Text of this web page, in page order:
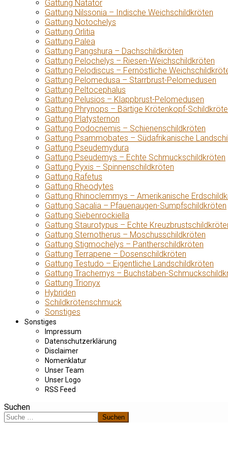
Gattung Natator
Gattung Nilssonia – Indische Weichschildkröten
Gattung Notochelys
Gattung Orlitia
Gattung Palea
Gattung Pangshura – Dachschildkröten
Gattung Pelochelys – Riesen-Weichschildkröten
Gattung Pelodiscus – Fernöstliche
Gattung Pelomedusa – Starrbrust-Pelomedusen
Gattung Peltocephalus
Gattung Pelusios – Klappbrust-Pelomedusen
Gattung Phrynops – Bärtige Krötenkopf-
Gattung Platysternon
Gattung Podocnemis – Schienenschildkröten
Gattung Psammobates – Südafrikanische
Gattung Pseudemydura
Gattung Pseudemys – Echte Schmuckschildkröten
Gattung Pyxis – Spinnenschildkröten
Gattung Rafetus
Gattung Rheodytes
Gattung Rhinoclemmys – Amerikanische
Gattung Sacalia – Pfauenaugen-Sumpfschildkröten
Gattung Siebenrockiella
Gattung Staurotypus – Echte
Gattung Sternotherus – Moschusschildkröten
Gattung Stigmochelys – Pantherschildkröten
Gattung Terrapene – Dosenschildkröten
Gattung Testudo – Eigentliche Landschildkröten
Gattung Trachemys – Buchstaben-
Gattung Trionyx
Hybriden
Schildkrötenschmuck
Sonstiges
Sonstiges
Impressum
Datenschutzerklärung
Disclaimer
Nomenklatur
Unser Team
Unser Logo
RSS Feed
Suchen
Suchen